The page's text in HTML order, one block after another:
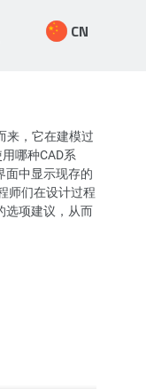
CN
来，它在建模过
哪种CAD系
面中显示现存的
师们在设计过程
选项建议，从而